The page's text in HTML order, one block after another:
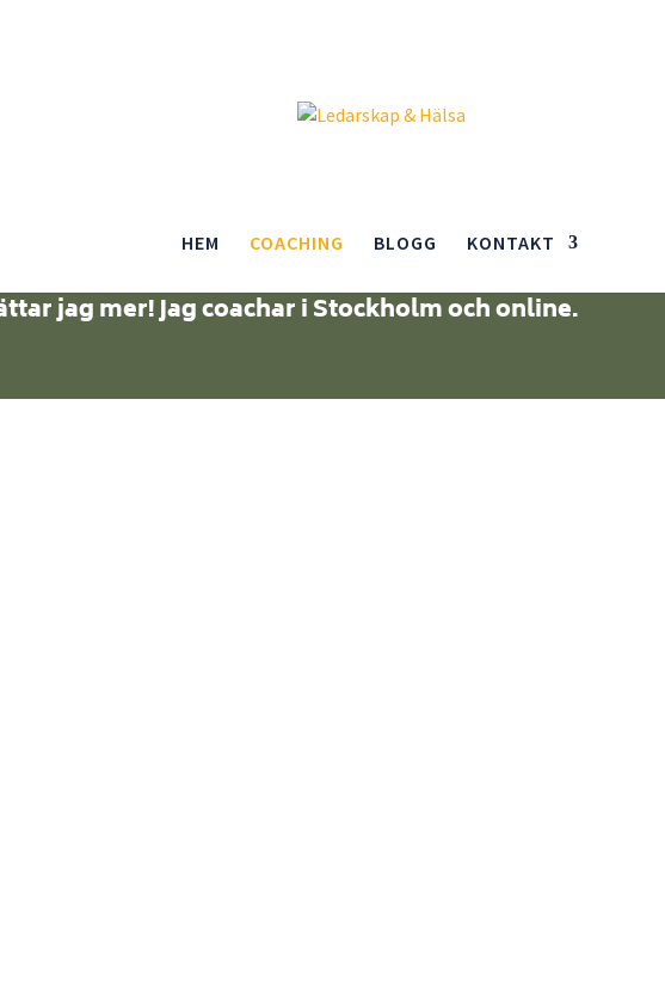
HEM COACHING BLOGG KONTAKT
jag mer! Jag coachar i Stockholm och online.